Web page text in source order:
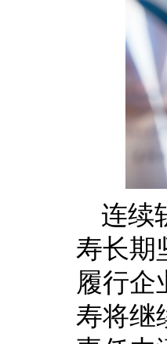
连续
寿长期
履行企
寿将继